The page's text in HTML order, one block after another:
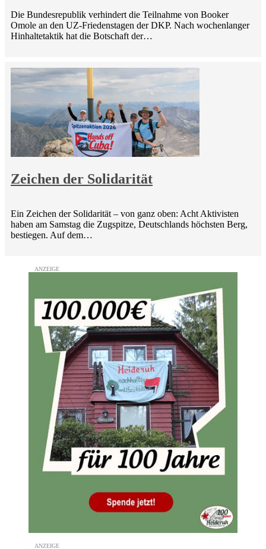
Die Bundesrepublik verhindert die Teilnahme von Booker
Omole an den UZ-Friedenstagen der DKP. Nach wochenlanger
Hinhaltetaktik hat die Botschaft der…
Zeichen der Solidarität
Ein Zeichen der Solidarität – von ganz oben: Acht Aktivisten
haben am Samstag die Zugspitze, Deutschlands höchsten Berg,
bestiegen. Auf dem…